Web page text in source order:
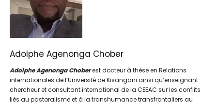
Adolphe Agenonga Chober
Adolphe Agenonga Choberest docteur à thèse en Relations
internationales de l’Université de Kisangani ainsi qu’enseignant-
chercheur et consultant international de la CEEAC sur les conflits
liés au pastoralisme et à la transhumance transfrontaliers au